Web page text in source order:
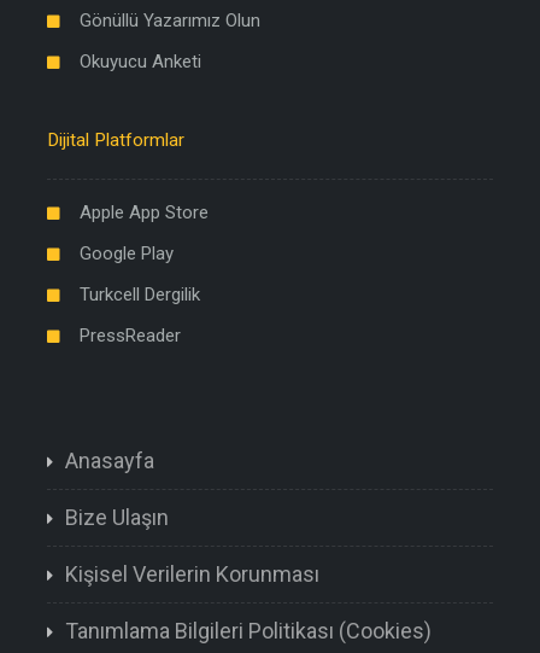
Gönüllü Yazarımız Olun
Okuyucu Anketi
Dijital Platformlar
Apple App Store
Google Play
Turkcell Dergilik
PressReader
Anasayfa
Bize Ulaşın
Kişisel Verilerin Korunması
Tanımlama Bilgileri Politikası (Cookies)